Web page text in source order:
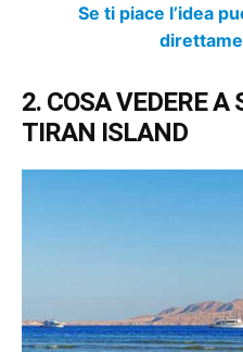
Se ti piace l’idea
2. COSA VEDERE
TIRAN ISLAND